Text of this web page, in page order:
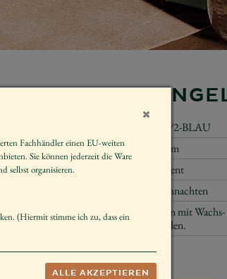
571/2-BLAU
Größe der Figur / Spieldose
40 cm
Dekorieren
Advent
Weihnachten
Hinweis
Kann mit
werden.
UVP *359,00 €
Fachhändler einen EU-weiten
Sie können jederzeit die Ware
selbst organisieren.
(Hiermit stimme ich zu, dass ein
ALLE AKZEPTIEREN